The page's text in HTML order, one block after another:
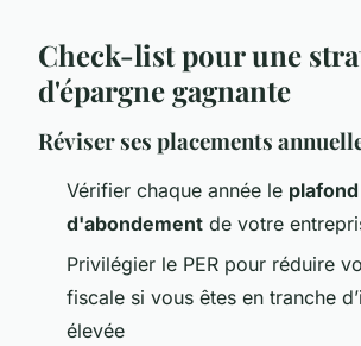
Check-list pour une
d'épargne gagnante
Réviser ses placements
Vérifier chaque année le plafond
d'abondement de votre
Privilégier le PER pour réduire
fiscale si vous êtes en tranche
élevée